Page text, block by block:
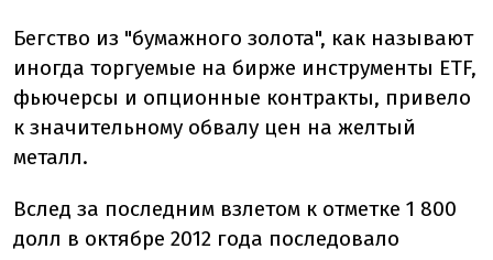
Бегство из "бумажного золота", как называют
иногда торгуемые на бирже инструменты ETF,
фьючерсы и опционные контракты, привело
к значительному обвалу цен на желтый
металл.
Вслед за последним взлетом к отметке 1 800
долл в октябре 2012 года последовало